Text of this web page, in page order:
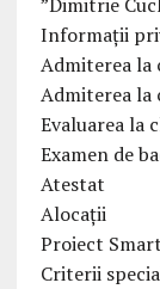
Informații
Admiterea la
Admiterea la
Evaluarea la
Examen de
Atestat
Alocații
Proiect
Criterii